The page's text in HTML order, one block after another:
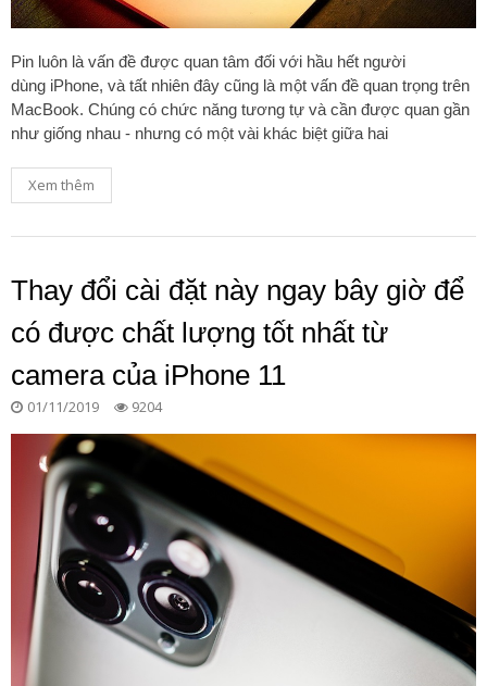
Pin luôn là vấn đề được quan tâm đối với hầu hết người
dùng iPhone, và tất nhiên đây cũng là một vấn đề quan trọng trên
MacBook. Chúng có chức năng tương tự và cần được quan gần
như giống nhau - nhưng có một vài khác biệt giữa hai
Xem thêm
Thay đổi cài đặt này ngay bây giờ để
có được chất lượng tốt nhất từ ​​
camera của iPhone 11
01/11/2019 9204